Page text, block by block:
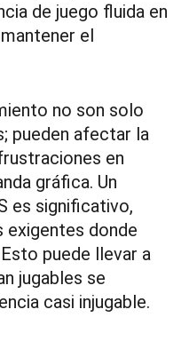
de juego fluida en
el
no son solo
pueden afectar la
en
gráfica. Un
es significativo,
donde
puede llevar a
jugables se
casi injugable.